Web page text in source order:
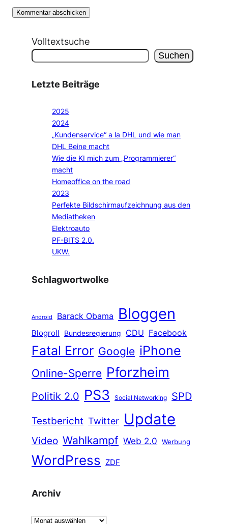
Volltextsuche
Suchen
Letzte Beiträge
2025
2024
„Kundenservice“ a la DHL und wie man
DHL Beine macht
Wie die KI mich zum „Programmierer“
macht
Homeoffice on the road
2023
Perfekte Bildschirmaufzeichnung aus den
Mediatheken
Elektroauto
PF-BITS 2.0.
UKW.
Schlagwortwolke
Android Barack Obama Bloggen
Blogroll Bundesregierung CDU Facebook
Fatal Error Google iPhone
Online-Sperre Pforzheim
Politik 2.0 PS3 Social Networking
SPD
Testbericht Twitter Update
Video Wahlkampf Web 2.0 Werbung
WordPress ZDF
Archiv
A